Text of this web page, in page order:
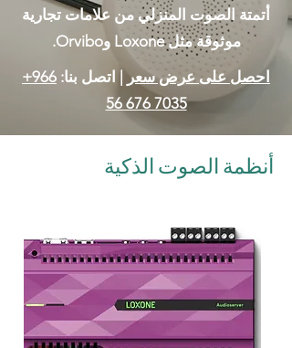
أتمتة الصوت المنزلي من علامات تجارية
موثوقة مثل Loxone وOrvibo.
احصل على عرض سعر
| اتصل بنا: ‎+966
56 676 7035
أنظمة الصوت الذكية